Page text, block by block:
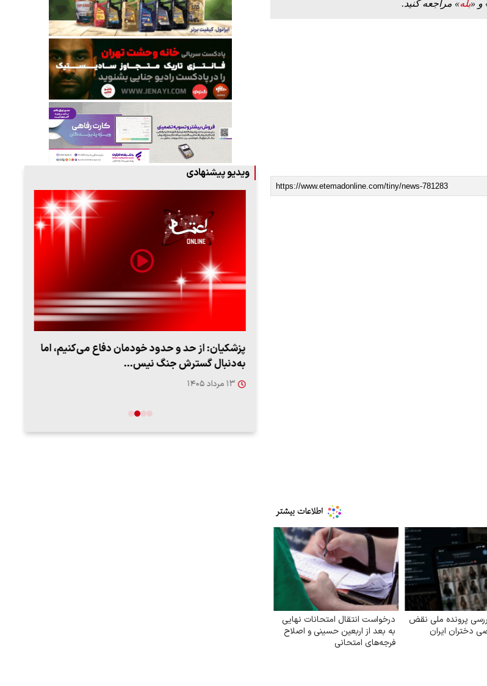
و «بله» مراجعه کنید.
پرونده ملی نقض
دختران ایران
درخواست انتقال امتحانات نهایی
به بعد از اربعین حسینی و اصلاح
فرجه‌های امتحانی
ویدیو پیشنهادی
پزشکیان: از حد و حدود خودمان دفاع می‌کنیم، اما
به‌دنبال گسترش جنگ نیس…
۱۳ مرداد ۱۴۰۵